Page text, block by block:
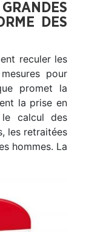
DES
reculer les
pour
promet la
la prise en
calcul des
les retraitées
hommes. La